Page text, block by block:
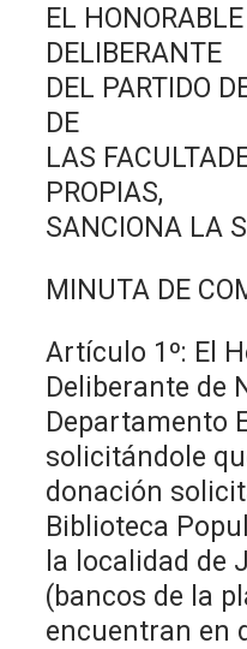
EL
DELIBERANTE
DEL PARTIDO
DE
LAS
PROPIAS,
SANCIONA LA
MINUTA DE
Artículo 1º: El
Deliberante de
Departamento
solicitándole
donación
Biblioteca
la localidad de
(bancos de la
encuentran en